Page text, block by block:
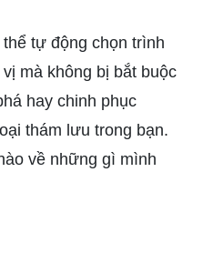
tự động chọn trình
mà không bị bắt buộc
hay chinh phục
thám lưu trong bạn.
về những gì mình